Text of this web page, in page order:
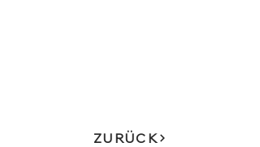
ZURÜCK